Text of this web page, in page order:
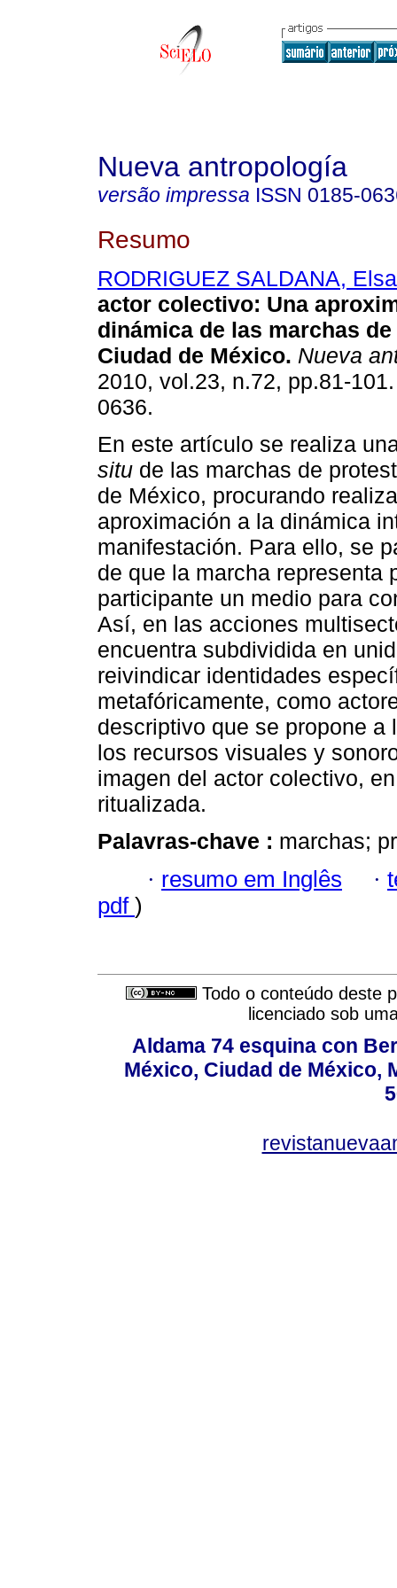
Nueva antropología
versão impressa ISSN 0185-
Resumo
RODRIGUEZ SALDANA, Elsa
actor colectivo: Una
dinámica de las marchas
Ciudad de México. Nueva
2010, vol.23, n.72, pp.81-
0636.
En este artículo se realiza
situ de las marchas de
de México, procurando
aproximación a la dinámica
manifestación. Para ello, se
de que la marcha representa
participante un medio para
Así, en las acciones
encuentra subdividida en
reivindicar identidades
metafóricamente, como
descriptivo que se propone
los recursos visuales y
imagen del actor colectivo,
ritualizada.
Palavras-chave : marchas;
· resumo em Inglês ·
pdf )
Todo o conteúdo deste
licenciado sob
Aldama 74 esquina con
México, Ciudad de México,